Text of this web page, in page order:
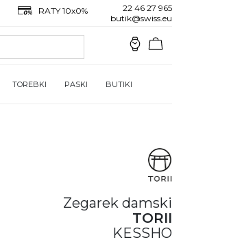
RATY 10x0%
22 46 27 965
butik@swiss.eu
TOREBKI PASKI BUTIKI
Zegarek damski
TORII
KESSHO